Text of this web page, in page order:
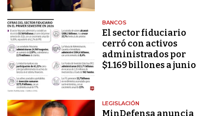
BANCOS
El sector fiduciario
cerró con activos
administrados por
$1.169 billones a junio
LEGISLACIÓN
MinDefensa anuncia